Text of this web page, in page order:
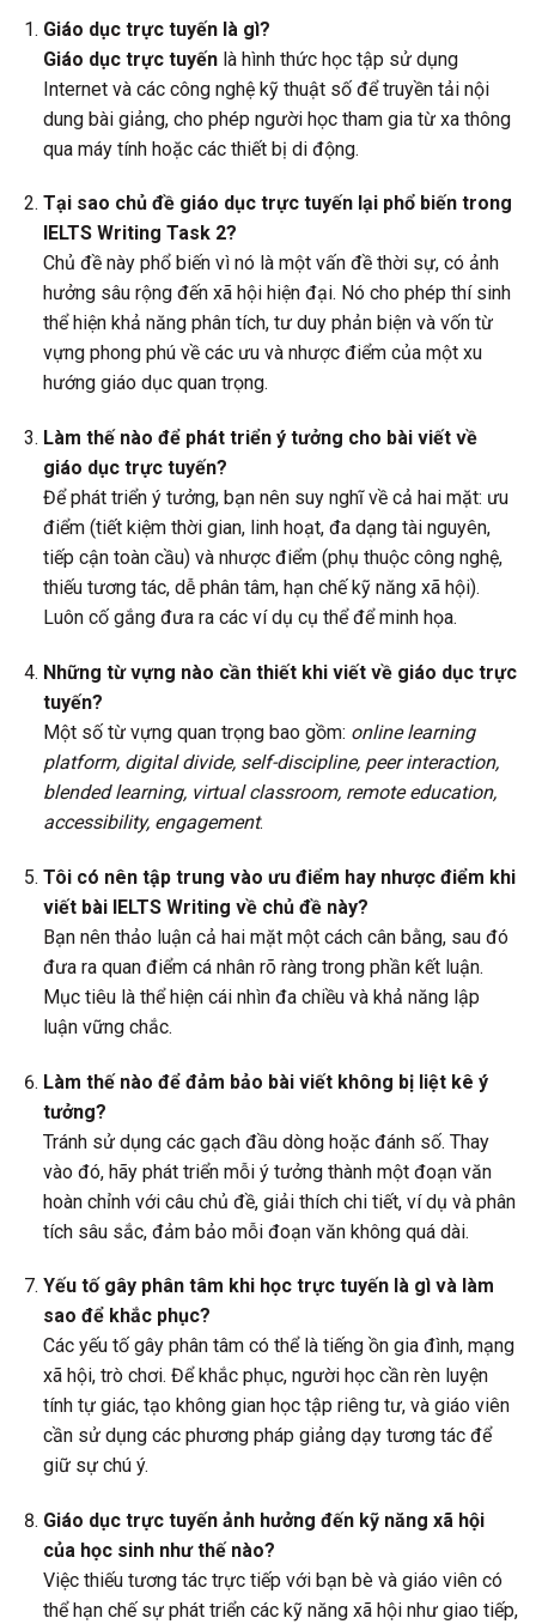
Giáo dục trực tuyến là gì?
Giáo dục trực tuyếnlà hình thức học tập sử dụng
Internet và các công nghệ kỹ thuật số để truyền tải nội
dung bài giảng, cho phép người học tham gia từ xa thông
qua máy tính hoặc các thiết bị di động.
Tại sao chủ đề giáo dục trực tuyến lại phổ biến trong
IELTS Writing Task 2?
Chủ đề này phổ biến vì nó là một vấn đề thời sự, có ảnh
hưởng sâu rộng đến xã hội hiện đại. Nó cho phép thí sinh
thể hiện khả năng phân tích, tư duy phản biện và vốn từ
vựng phong phú về các ưu và nhược điểm của một xu
hướng giáo dục quan trọng.
Làm thế nào để phát triển ý tưởng cho bài viết về
giáo dục trực tuyến?
Để phát triển ý tưởng, bạn nên suy nghĩ về cả hai mặt: ưu
điểm (tiết kiệm thời gian, linh hoạt, đa dạng tài nguyên,
tiếp cận toàn cầu) và nhược điểm (phụ thuộc công nghệ,
thiếu tương tác, dễ phân tâm, hạn chế kỹ năng xã hội).
Luôn cố gắng đưa ra các ví dụ cụ thể để minh họa.
Những từ vựng nào cần thiết khi viết về giáo dục trực
tuyến?
Một số từ vựng quan trọng bao gồm: online learning
platform, digital divide, self-discipline, peer interaction,
blended learning, virtual classroom, remote education,
accessibility, engagement.
Tôi có nên tập trung vào ưu điểm hay nhược điểm khi
viết bài IELTS Writing về chủ đề này?
Bạn nên thảo luận cả hai mặt một cách cân bằng, sau đó
đưa ra quan điểm cá nhân rõ ràng trong phần kết luận.
Mục tiêu là thể hiện cái nhìn đa chiều và khả năng lập
luận vững chắc.
Làm thế nào để đảm bảo bài viết không bị liệt kê ý
tưởng?
Tránh sử dụng các gạch đầu dòng hoặc đánh số. Thay
vào đó, hãy phát triển mỗi ý tưởng thành một đoạn văn
hoàn chỉnh với câu chủ đề, giải thích chi tiết, ví dụ và phân
tích sâu sắc, đảm bảo mỗi đoạn văn không quá dài.
Yếu tố gây phân tâm khi học trực tuyến là gì và làm
sao để khắc phục?
Các yếu tố gây phân tâm có thể là tiếng ồn gia đình, mạng
xã hội, trò chơi. Để khắc phục, người học cần rèn luyện
tính tự giác, tạo không gian học tập riêng tư, và giáo viên
cần sử dụng các phương pháp giảng dạy tương tác để
giữ sự chú ý.
Giáo dục trực tuyến ảnh hưởng đến kỹ năng xã hội
của học sinh như thế nào?
Việc thiếu tương tác trực tiếp với bạn bè và giáo viên có
thể hạn chế sự phát triển các kỹ năng xã hội như giao tiếp,